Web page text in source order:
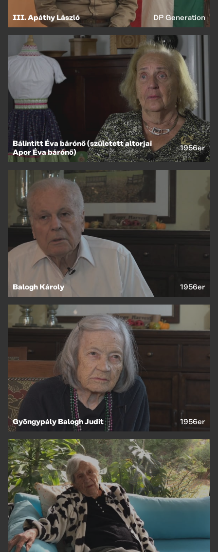
EN HU
III. Apáthy László DP Generation
Bálintitt Éva bárónő (született altorjai
Apor Éva bárónő)
1956er
Balogh Károly 1956er
Gyöngypály Balogh Judit 1956er